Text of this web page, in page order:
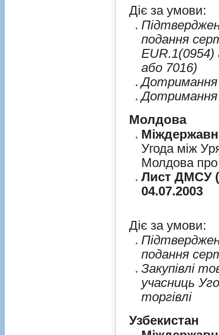
Діє за умови:
подання
EUR.1(0954)
або 7016)
Дотримання
Дотримання
Молдова
Угода між
Молдова про
Лист ДМСУ
04.07.2003
Діє за умови:
подання
Закупiвлi
учасниць
торгiвлi
Узбекистан